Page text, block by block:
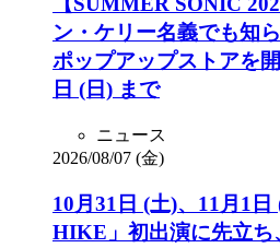
ン・ケリー名義でも知
ポップアップストアを
日 (日) まで
ニュース
2026/08/07 (金)
10月31日 (土)、11月1
HIKE」初出演に先立ち